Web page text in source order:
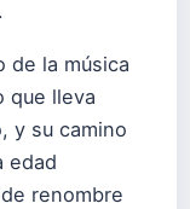
de la música
que lleva
y su camino
edad
renombre